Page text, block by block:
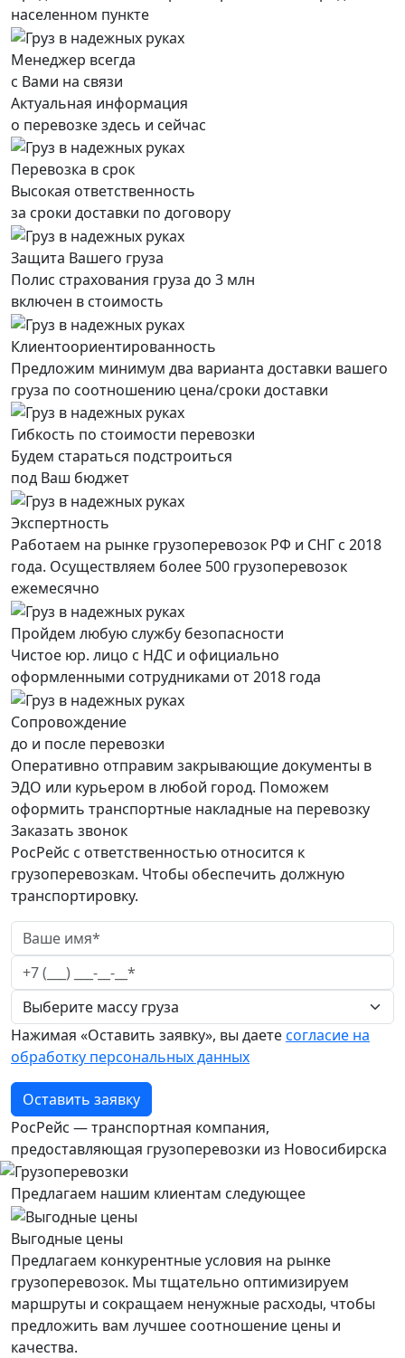
населенном пункте
Менеджер всегда
с Вами на связи
Актуальная информация
о перевозке здесь и сейчас
Перевозка в срок
Высокая ответственность
за сроки доставки по договору
Защита Вашего груза
Полис страхования груза до 3 млн
включен в стоимость
Клиентоориентированность
Предложим минимум два варианта доставки вашего
груза по соотношению цена/сроки доставки
Гибкость по стоимости перевозки
Будем стараться подстроиться
под Ваш бюджет
Экспертность
Работаем на рынке грузоперевозок РФ и СНГ с 2018
года. Осуществляем более 500 грузоперевозок
ежемесячно
Пройдем любую службу безопасности
Чистое юр. лицо с НДС и официально
оформленными сотрудниками от 2018 года
Сопровождение
до и после перевозки
Оперативно отправим закрывающие документы в
ЭДО или курьером в любой город. Поможем
оформить транспортные накладные на перевозку
Заказать звонок
РосРейс с ответственностью относится к
грузоперевозкам. Чтобы обеспечить должную
транспортировку.
Нажимая «Оставить заявку», вы даетесогласие на
обработку персональных данных
Оставить заявку
РосРейс — транспортная компания,
предоставляющая грузоперевозки из Новосибирска
Предлагаем нашим клиентам следующее
Выгодные цены
Предлагаем конкурентные условия на рынке
грузоперевозок. Мы тщательно оптимизируем
маршруты и сокращаем ненужные расходы, чтобы
предложить вам лучшее соотношение цены и
качества.